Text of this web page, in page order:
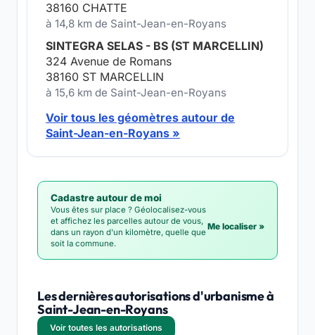
38160 CHATTE
à 14,8 km de Saint-Jean-en-Royans
SINTEGRA SELAS - BS (ST MARCELLIN)
324 Avenue de Romans
38160 ST MARCELLIN
à 15,6 km de Saint-Jean-en-Royans
Voir tous les géomètres autour de
Saint-Jean-en-Royans »
Cadastre autour de moi
Vous êtes sur place ? Géolocalisez-vous
et affichez les parcelles autour de vous,
dans un rayon d'un kilomètre, quelle que
soit la commune.
Me localiser »
Les dernières autorisations d'urbanisme à
Saint-Jean-en-Royans
Voir toutes les autorisations